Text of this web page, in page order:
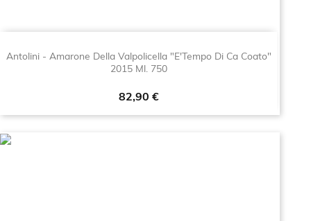
Antolini - Amarone Della Valpolicella "E'Tempo Di Ca Coato"
2015 Ml. 750
Prezzo
82,90 €